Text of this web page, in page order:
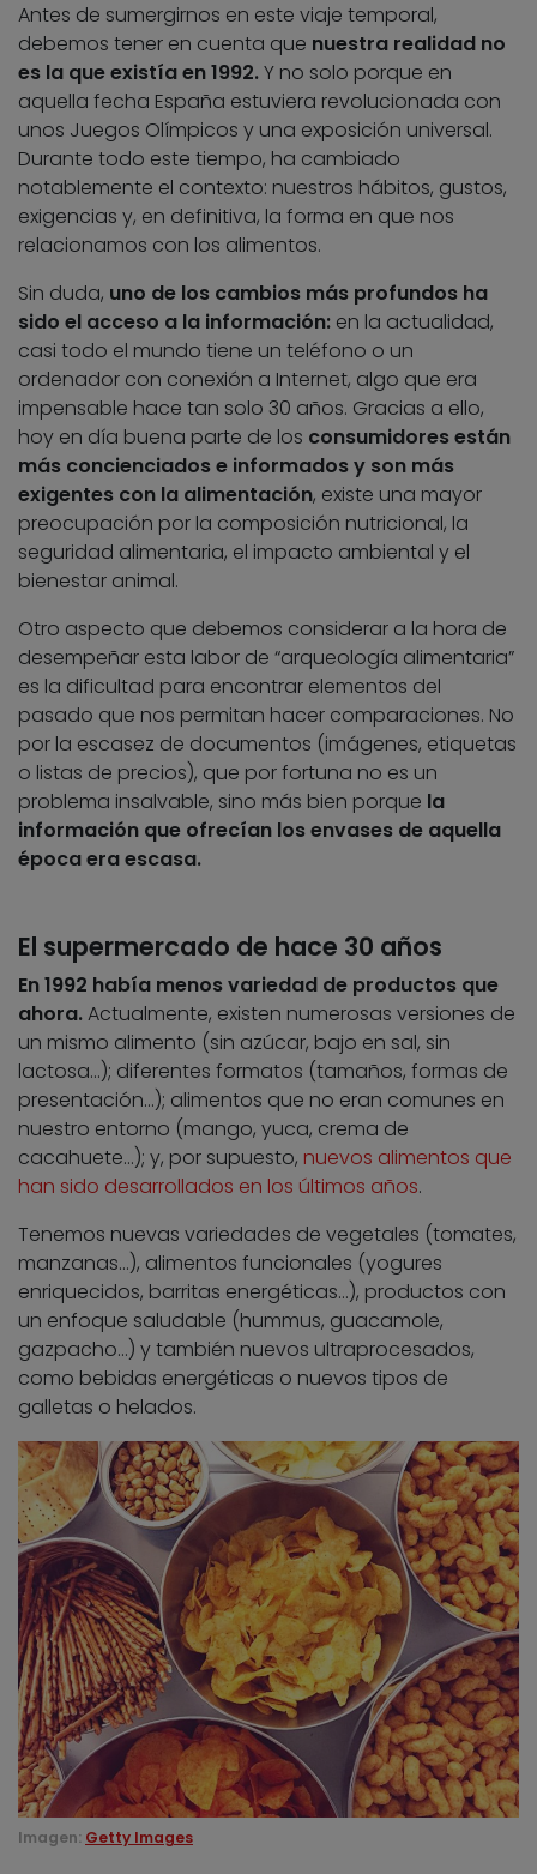
Antes de sumergirnos en este viaje temporal,
debemos tener en cuenta que nuestra realidad no
es la que existía en 1992.Y no solo porque en
aquella fecha España estuviera revolucionada con
unos Juegos Olímpicos y una exposición universal.
Durante todo este tiempo, ha cambiado
notablemente el contexto: nuestros hábitos, gustos,
exigencias y, en definitiva, la forma en que nos
relacionamos con los alimentos.
Sin duda, uno de los cambios más profundos ha
sido el acceso a la información: en la actualidad,
casi todo el mundo tiene un teléfono o un
ordenador con conexión a Internet, algo que era
impensable hace tan solo 30 años. Gracias a ello,
hoy en día buena parte de los consumidores están
más concienciados e informados y son más
exigentes con la alimentación, existe una mayor
preocupación por la composición nutricional, la
seguridad alimentaria, el impacto ambiental y el
bienestar animal.
Otro aspecto que debemos considerar a la hora de
desempeñar esta labor de “arqueología alimentaria”
es la dificultad para encontrar elementos del
pasado que nos permitan hacer comparaciones. No
por la escasez de documentos (imágenes, etiquetas
o listas de precios), que por fortuna no es un
problema insalvable, sino más bien porque la
información que ofrecían los envases de aquella
época era escasa.
El supermercado de hace 30 años
En 1992 había menos variedad de productos que
ahora.Actualmente, existen numerosas versiones de
un mismo alimento (sin azúcar, bajo en sal, sin
lactosa…); diferentes formatos (tamaños, formas de
presentación…); alimentos que no eran comunes en
nuestro entorno (mango, yuca, crema de
cacahuete…); y, por supuesto, nuevos alimentos que
han sido desarrollados en los últimos años.
Tenemos nuevas variedades de vegetales (tomates,
manzanas…), alimentos funcionales (yogures
enriquecidos, barritas energéticas…), productos con
un enfoque saludable (hummus, guacamole,
gazpacho…) y también nuevos ultraprocesados,
como bebidas energéticas o nuevos tipos de
galletas o helados.
Imagen: Getty Images